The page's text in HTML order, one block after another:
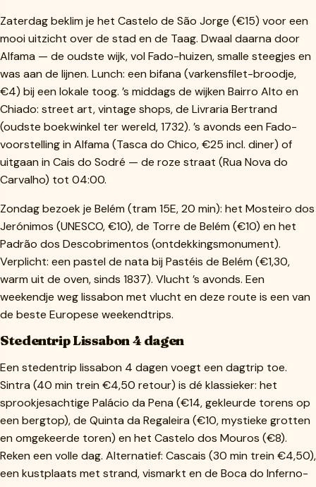
Zaterdag beklim je het Castelo de São Jorge (€15) voor een
mooi uitzicht over de stad en de Taag. Dwaal daarna door
Alfama — de oudste wijk, vol Fado-huizen, smalle steegjes en
was aan de lijnen. Lunch: een bifana (varkensfilet-broodje,
€4) bij een lokale toog. ’s middags de wijken Bairro Alto en
Chiado: street art, vintage shops, de Livraria Bertrand
(oudste boekwinkel ter wereld, 1732). ’s avonds een Fado-
voorstelling in Alfama (Tasca do Chico, €25 incl. diner) of
uitgaan in Cais do Sodré — de roze straat (Rua Nova do
Carvalho) tot 04:00.
Zondag bezoek je Belém (tram 15E, 20 min): het Mosteiro dos
Jerónimos (UNESCO, €10), de Torre de Belém (€10) en het
Padrão dos Descobrimentos (ontdekkingsmonument).
Verplicht: een pastel de nata bij Pastéis de Belém (€1,30,
warm uit de oven, sinds 1837). Vlucht ’s avonds. Een
weekendje weg lissabon met vlucht en deze route is een van
de beste Europese weekendtrips.
Stedentrip Lissabon 4 dagen
Een stedentrip lissabon 4 dagen voegt een dagtrip toe.
Sintra (40 min trein €4,50 retour) is dé klassieker: het
sprookjesachtige Palácio da Pena (€14, gekleurde torens op
een bergtop), de Quinta da Regaleira (€10, mystieke grotten
en omgekeerde toren) en het Castelo dos Mouros (€8).
Reken een volle dag. Alternatief: Cascais (30 min trein €4,50),
een kustplaats met strand, vismarkt en de Boca do Inferno-